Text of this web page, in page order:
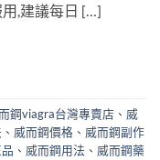
,建議每日 […]
鋼viagra台灣專賣店 、 威
、 威而鋼價格 、 威而鋼副作
、 威而鋼用法 、 威而鋼藥